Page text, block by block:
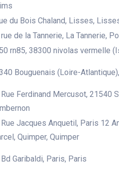
du Bois Chaland, Lisses,
de la Tannerie, La Tannerie,
rn85, 38300 nivolas vermelle
Bouguenais (Loire-
Ferdinand Mercusot, 21540
Jacques Anquetil, Paris 12
Quimper, Quimper
Garibaldi, Paris, Paris